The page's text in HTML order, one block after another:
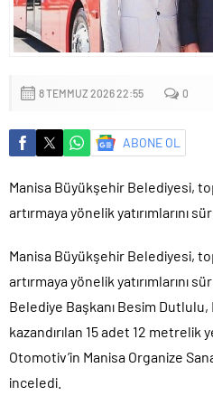
8 TEMMUZ 2026 22:55 0
ABONE OL
Manisa Büyükşehir Belediyesi,
artırmaya yönelik yatırımlarını
Manisa Büyükşehir Belediyesi,
artırmaya yönelik yatırımlarını
Belediye Başkanı Besim
kazandırılan 15 adet 12 metrelik
Otomotiv’in Manisa Organize
inceledi.